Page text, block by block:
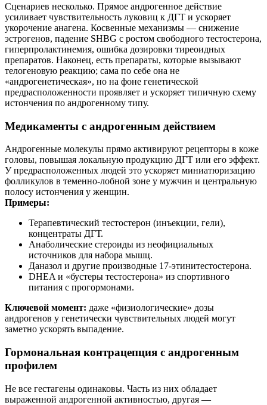
Сценариев несколько. Прямое андрогенное действие
усиливает чувствительность луковиц к ДГТ и ускоряет
укорочение анагена. Косвенные механизмы — снижение
эстрогенов, падение SHBG с ростом свободного тестостерона,
гиперпролактинемия, ошибка дозировки тиреоидных
препаратов. Наконец, есть препараты, которые вызывают
телогеновую реакцию; сама по себе она не
«андрогенетическая», но на фоне генетической
предрасположенности проявляет и ускоряет типичную схему
истончения по андрогенному типу.
Медикаменты с андрогенным действием
Андрогенные молекулы прямо активируют рецепторы в коже
головы, повышая локальную продукцию ДГТ или его эффект.
У предрасположенных людей это ускоряет миниатюризацию
фолликулов в теменно-лобной зоне у мужчин и центральную
полосу истончения у женщин.
Примеры:
Терапевтический тестостерон (инъекции, гели),
концентраты ДГТ.
Анаболические стероиды из неофициальных
источников для набора мышц.
Даназол и другие производные 17-этинитестостерона.
DHEA и «бустеры тестостерона» из спортивного
питания с прогормонами.
Ключевой момент: даже «физиологические» дозы
андрогенов у генетически чувствительных людей могут
заметно ускорять выпадение.
Гормональная контрацепция с андрогенным
профилем
Не все гестагены одинаковы. Часть из них обладает
выраженной андрогенной активностью, другая —